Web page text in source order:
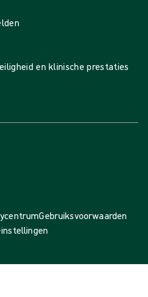
en klinische prestaties
Gebruiksvoorwaarden